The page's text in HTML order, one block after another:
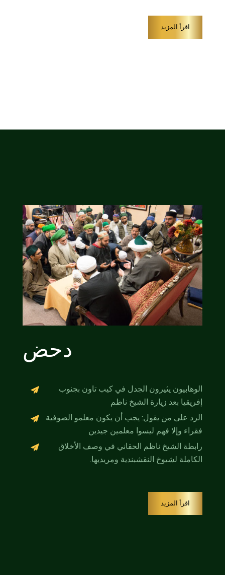
اقرأ المزيد
دحض
الوهابيون يثيرون الجدل في كيب تاون بجنوب
إفريقيا بعد زيارة الشيخ ناظم
الرد على من يقول: يجب أن يكون معلمو الصوفية
فقراء وإلا فهم ليسوا معلمين جيدين
رابطة الشيخ ناظم الحقاني في وصف الأخلاق
الكاملة لشيوخ النقشبندية ومريديها.
اقرأ المزيد